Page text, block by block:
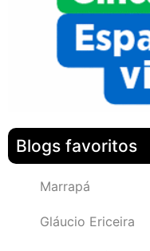
Blogs favoritos
Marrapá
Gláucio Ericeira